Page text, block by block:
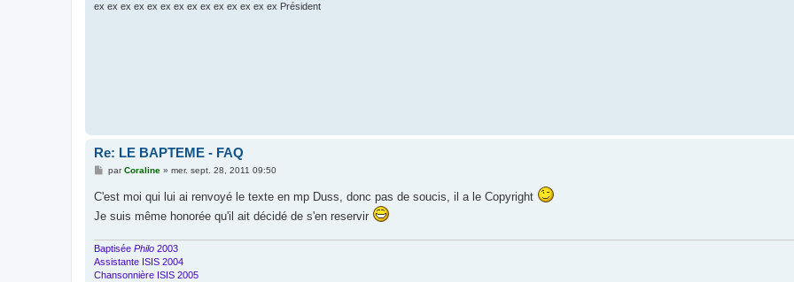
ex ex ex ex ex ex ex ex ex ex ex ex ex ex Président
Re: LE BAPTEME - FAQ
M
s
g
parCoraline» mer. sept. 28, 2011 09:50
C'est moi qui lui ai renvoyé le texte en mp Duss, donc pas de soucis, il a le Copyright
Je suis même honorée qu'il ait décidé de s'en reservir
Baptisée Philo 2003
Assistante ISIS 2004
Chansonnière ISIS 2005